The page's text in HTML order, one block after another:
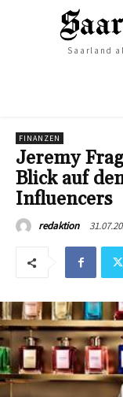
Saarland
FINANZEN
Jeremy
Blick auf
Influencers
redaktion